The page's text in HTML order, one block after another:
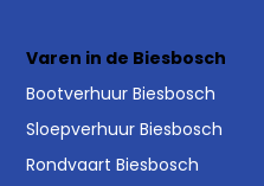
Varen in de Biesbosch
Bootverhuur Biesbosch
Sloepverhuur Biesbosch
Rondvaart Biesbosch